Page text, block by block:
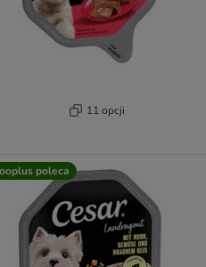
11 opcji
poleca